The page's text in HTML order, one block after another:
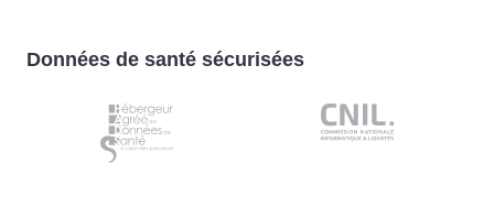
Données de santé sécurisées